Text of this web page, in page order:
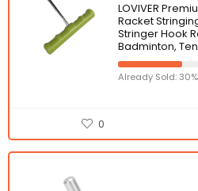
LOVIVER
Racket
Stringer Hook
Badminton,
Already Sold: 30%
0